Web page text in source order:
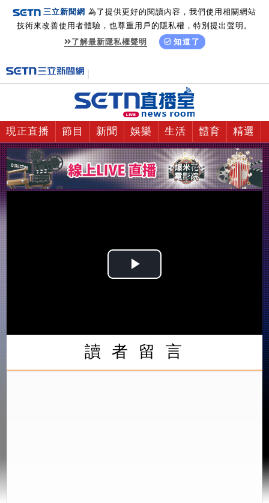
三立新聞網 為了提供更好的閱讀內容，我們使用相關網站
技術來改善使用者體驗，也尊重用戶的隱私權，特別提出聲明。
了解最新隱私權聲明
知道了
現正直播 節目 新聞 娛樂 生活 體育 精選
Play
讀 者 留 言